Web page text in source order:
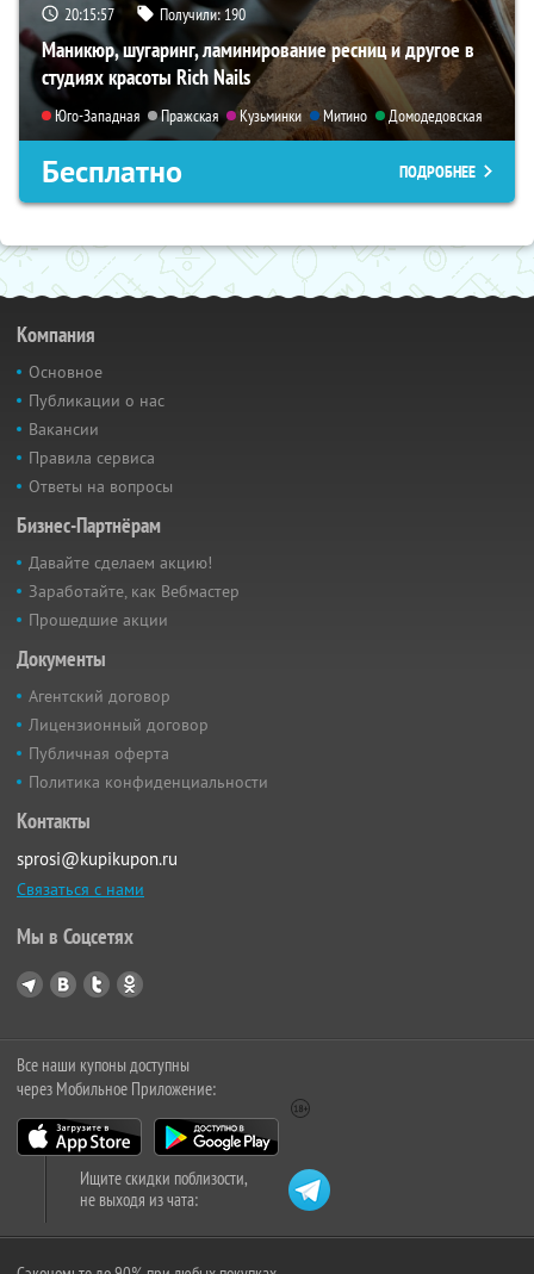
20:15:56 Получили:190
Маникюр, шугаринг, ламинирование ресниц и другое в
студиях красоты Rich Nails
Юго-Западная Пражская Кузьминки Митино Домодедовская
Бесплатно ПОДРОБНЕЕ
Компания
Основное
Публикации о нас
Вакансии
Правила сервиса
Ответы на вопросы
Бизнес-Партнёрам
Давайте сделаем акцию!
Заработайте, как Вебмастер
Прошедшие акции
Документы
Агентский договор
Лицензионный договор
Публичная оферта
Политика конфиденциальности
Контакты
sprosi@kupikupon.ru
Связаться с нами
Мы в Соцсетях
Все наши купоны доступны
через Мобильное Приложение:
Ищите скидки поблизости,
не выходя из чата: